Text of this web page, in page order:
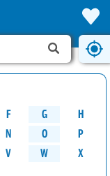
F G H
N O
P
V W X